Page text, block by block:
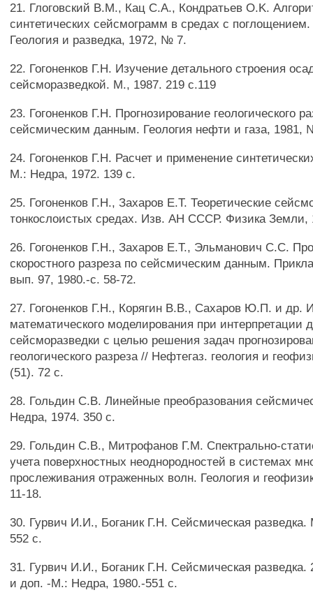
21. Глоговский В.М., Кац С.А., Кондратьев O.K.
синтетических сейсмограмм в средах с
Геология и разведка, 1972, № 7.
22. Гогоненков Г.Н. Изучение детального строения
сейсморазведкой. М., 1987. 219 с.119
23. Гогоненков Г.Н. Прогнозирование геологического
сейсмическим данным. Геология нефти и газа, 1981,
24. Гогоненков Г.Н. Расчет и применение
М.: Недра, 1972. 139 с.
25. Гогоненков Г.Н., Захаров Е.Т. Теоретические
тонкослоистых средах. Изв. АН СССР. Физика
26. Гогоненков Г.Н., Захаров Е.Т., Эльманович С.С.
скоростного разреза по сейсмическим данным.
вып. 97, 1980.-с. 58-72.
27. Гогоненков Г.Н., Корягин В.В., Сахаров Ю.П. и др.
математического моделирования при интерпретации
сейсморазведки с целью решения задач
геологического разреза // Нефтегаз. геология и
(51). 72 с.
28. Гольдин C.B. Линейные преобразования
Недра, 1974. 350 с.
29. Гольдин C.B., Митрофанов Г.М. Спектрально-
учета поверхностных неоднородностей в системах
прослеживания отраженных волн. Геология и
11-18.
30. Гурвич И.И., Боганик Г.Н. Сейсмическая
552 с.
31. Гурвич И.И., Боганик Г.Н. Сейсмическая разведка.
и доп. -М.: Недра, 1980.-551 с.